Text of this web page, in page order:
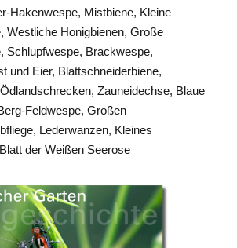
Hakenwespe, Mistbiene, Kleine
Westliche Honigbienen, Große
Schlupfwespe, Brackwespe,
und Eier, Blattschneiderbiene,
Zauneidechse, Blaue
Feldwespe, Großen
Lederwanzen, Kleines
der Weißen Seerose